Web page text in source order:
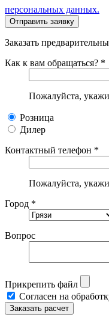
персональных данных.
Заказать
Как к вам обращаться? *
Пожалуйста,
Розница
Дилер
Контактный телефон *
Пожалуйста,
Город *
Вопрос
Прикрепить файл
Согласен на